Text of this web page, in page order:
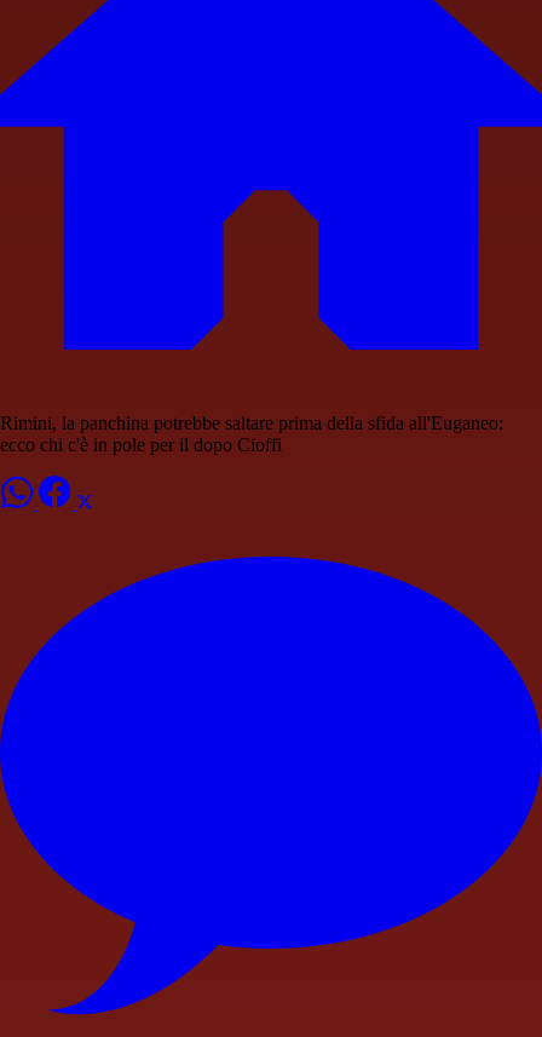
Rimini, la panchina potrebbe saltare prima della sfida all'Euganeo:
ecco chi c'è in pole per il dopo Cioffi